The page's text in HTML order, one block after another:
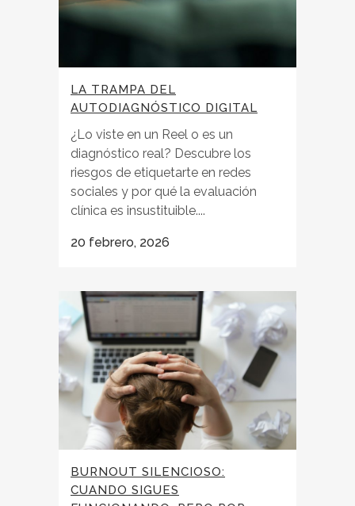
LA TRAMPA DEL
AUTODIAGNÓSTICO DIGITAL
¿Lo viste en un Reel o es un
diagnóstico real? Descubre los
riesgos de etiquetarte en redes
sociales y por qué la evaluación
clínica es insustituible....
20 febrero, 2026
BURNOUT SILENCIOSO:
CUANDO SIGUES